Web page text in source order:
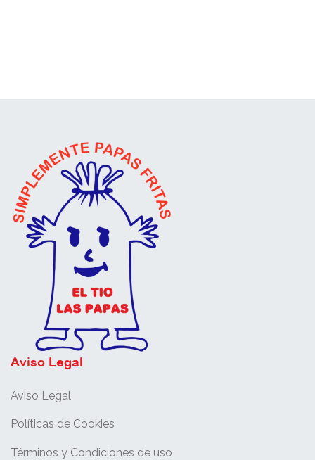
Aviso Legal
Aviso Legal
Políticas de Cookies
Términos y Condiciones de uso